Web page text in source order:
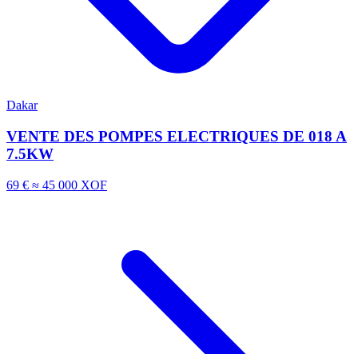
Dakar
VENTE DES POMPES ELECTRIQUES DE 018 A
7.5KW
69 € ≈ 45 000 XOF